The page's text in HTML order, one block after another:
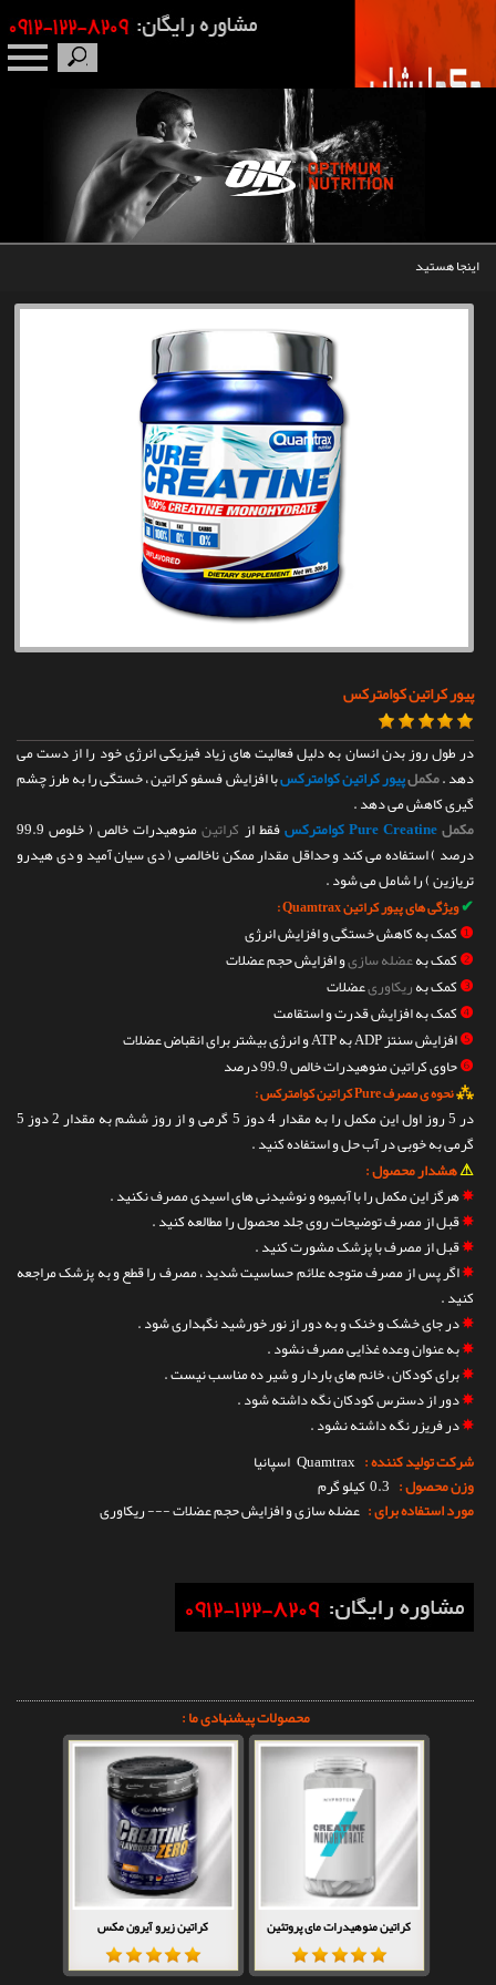
اینجا هستید
پیور کراتین کوامترکس
در طول روز بدن انسان به دلیل فعالیت های زیاد فیزیکی انرژی خود را از دست می
دهد .مکملپیور کراتین کوامترکسبا افزایش فسفو کراتین ، خستگی را به طرز چشم
گیری کاهش می دهد .
مکملPure Creatine کوامترکس فقط از کراتین
منوهیدرات خالص ( خلوص 99.9
درصد ) استفاده می کند و حداقل مقدار ممکن ناخالصی ( دی سیان آمید و دی هیدرو
تریازین ) را شامل می شود .
✔ویژگی های پیور کراتین Quamtrax :
❶کمک به کاهش خستگی و افزایش انرژی
❷کمک بهعضله سازیو افزایش حجم عضلات
❸کمک بهریکاوریعضلات
❹کمک به افزایش قدرت و استقامت
❺افزایش سنتز ADP به ATP و انرژی بیشتر برای انقباض عضلات
❻حاوی کراتین منوهیدرات خالص 99.9 درصد
⁂نحوه ی مصرف Pure کراتین کوامترکس :
در 5 روز اول این مکمل را به مقدار 4 دوز 5 گرمی و از روز ششم به مقدار 2 دوز 5
گرمی به خوبی در آب حل و استفاده کنید .
⚠هشدار محصول :
✵هرگز این مکمل را با آبمیوه و نوشیدنی های اسیدی مصرف نکنید .
✵قبل از مصرف توضیحات روی جلد محصول را مطالعه کنید .
✵قبل از مصرف با پزشک مشورت کنید .
✵اگر پس از مصرف متوجه علائم حساسیت شدید ، مصرف را قطع و به پزشک مراجعه
کنید .
✵در جای خشک و خنک و به دور از نور خورشید نگهداری شود .
✵به عنوان وعده غذایی مصرف نشود .
✵برای کودکان ، خانم های باردار و شیر ده مناسب نیست .
✵دور از دسترس کودکان نگه داشته شود .
✵در فریزر نگه داشته نشود .
شرکت تولید کننده : Quamtrax اسپانیا
وزن محصول : 0.3 کیلو گرم
مورد استفاده برای : عضله سازی و افزایش حجم عضلات --- ریکاوری
محصولات پیشنهادی ما :
کراتین منوهیدرات مای پروتئین کراتین زیرو آیرون مکس